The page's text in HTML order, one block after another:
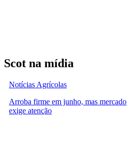
Scot na mídia
Notícias Agrícolas
Arroba firme em junho, mas mercado
exige atenção